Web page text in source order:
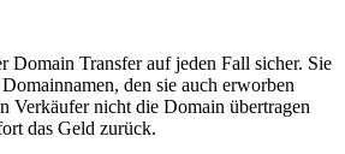
Domain Transfer auf jeden Fall sicher. Sie
den sie auch erworben
Verkäufer nicht die Domain übertragen
das Geld zurück.